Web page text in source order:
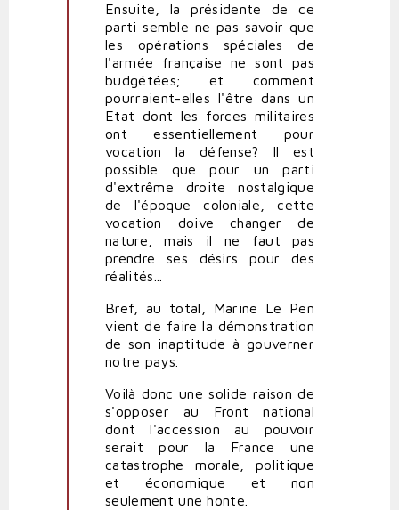
Polit'producteur
(non
vérifié)
Ensuite, la présidente de ce
parti semble ne pas savoir que
les opérations spéciales de
l'armée française ne sont pas
budgétées; et comment
pourraient-elles l'être dans un
Etat dont les forces militaires
ont essentiellement pour
vocation la défense? Il est
possible que pour un parti
d'extrême droite nostalgique
de l'époque coloniale, cette
vocation doive changer de
nature, mais il ne faut pas
prendre ses désirs pour des
réalités...
Bref, au total, Marine Le Pen
vient de faire la démonstration
de son inaptitude à gouverner
notre pays.
Voilà donc une solide raison de
s'opposer au Front national
dont l'accession au pouvoir
serait pour la France une
catastrophe morale, politique
et économique et non
seulement une honte.